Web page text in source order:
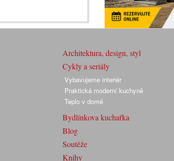
Architektura, design, styl
Cykly a seriály
Vybavujeme interiér
Praktická moderní kuchyně
Teplo v domě
Bydlínkova kuchařka
Blog
Soutěže
Knihy